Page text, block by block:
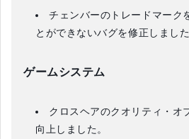
チェンバーのトレードマーク
とができないバグを修正しました
ゲームシステム
クロスヘアのクオリティ・オ
向上しました。